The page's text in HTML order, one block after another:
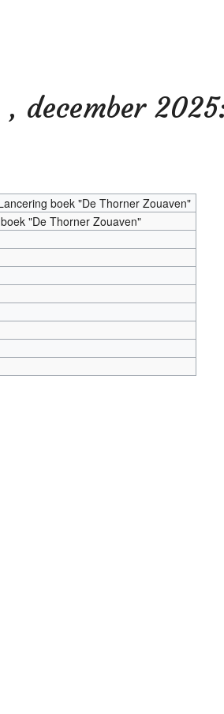
boek "De Thorner Zouaven"
"De Thorner Zouaven"